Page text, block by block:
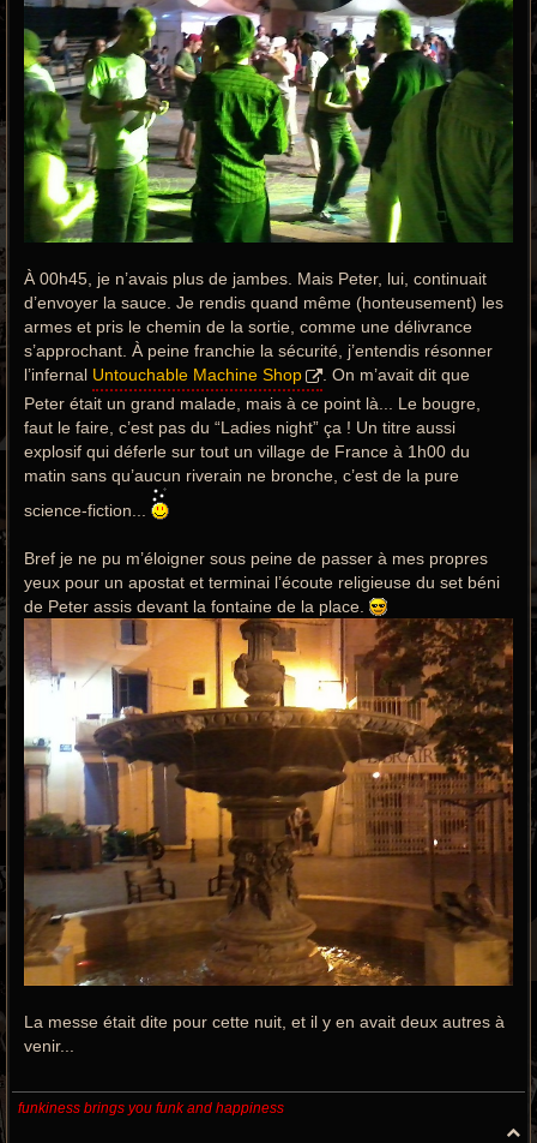
À 00h45, je n’avais plus de jambes. Mais Peter, lui, continuait
d’envoyer la sauce. Je rendis quand même (honteusement) les
armes et pris le chemin de la sortie, comme une délivrance
s’approchant. À peine franchie la sécurité, j’entendis résonner
l’infernal Untouchable Machine Shop
. On m’avait dit que
Peter était un grand malade, mais à ce point là... Le bougre,
faut le faire, c’est pas du “Ladies night” ça ! Un titre aussi
explosif qui déferle sur tout un village de France à 1h00 du
matin sans qu’aucun riverain ne bronche, c’est de la pure
science-fiction...
Bref je ne pu m’éloigner sous peine de passer à mes propres
yeux pour un apostat et terminai l’écoute religieuse du set béni
de Peter assis devant la fontaine de la place.
La messe était dite pour cette nuit, et il y en avait deux autres à
venir...
funkiness brings you funk and happiness
H